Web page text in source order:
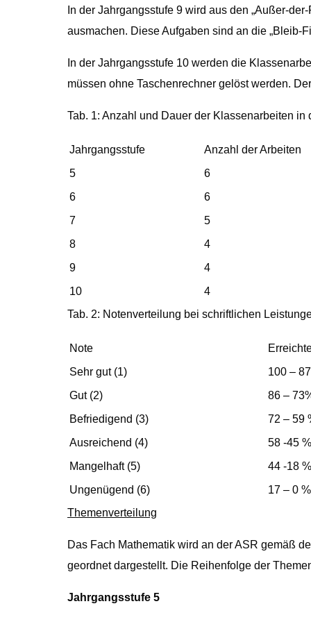
In der Jahrgangsstufe 9 wird aus den „Außer-
ausmachen. Diese Aufgaben sind an die „Bleib-
In der Jahrgangsstufe 10 werden die
müssen ohne Taschenrechner gelöst werden.
Tab. 1: Anzahl und Dauer der Klassenarbeiten
Jahrgangsstufe
Anzahl der Arbeiten
5
6
6
6
7
5
8
4
9
4
10
4
Tab. 2: Notenverteilung bei schriftlichen
Note
Sehr gut (1)
100 –
Gut (2)
86 –
Befriedigend (3)
72 – 59
Ausreichend (4)
58 -45 %
Mangelhaft (5)
44 -18 %
Ungenügend (6)
17 – 0 %
Themenverteilung
Das Fach Mathematik wird an der ASR gemäß
geordnet dargestellt. Die Reihenfolge der
Jahrgangsstufe 5